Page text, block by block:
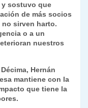
sostuvo que
de más socios
no sirven harto.
o a un
nuestros
Hernán
mantiene con la
que tiene la